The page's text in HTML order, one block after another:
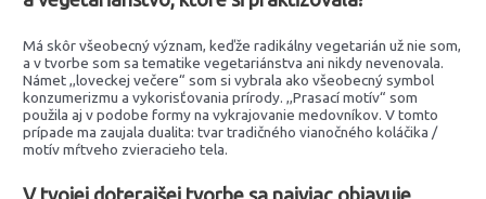
Má skôr všeobecný význam, keďže radikálny vegetarián už nie som,
a v tvorbe som sa tematike vegetariánstva ani nikdy nevenovala.
Námet ,,loveckej večere“ som si vybrala ako všeobecný symbol
konzumerizmu a vykorisťovania prírody. ,,Prasací motív“ som
použila aj v podobe formy na vykrajovanie medovníkov. V tomto
prípade ma zaujala dualita: tvar tradičného vianočného koláčika /
motív mŕtveho zvieracieho tela.